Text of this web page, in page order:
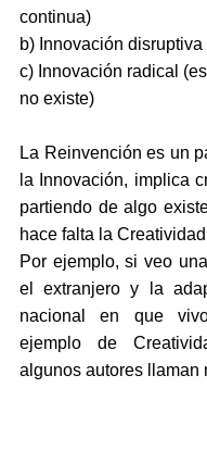
continua)
b) Innovación disruptiva
c) Innovación radical
no existe)
La Reinvención es un
la Innovación, implica
partiendo de algo
hace falta la
Por ejemplo, si veo
el extranjero y la
nacional en que
ejemplo de
algunos autores llaman